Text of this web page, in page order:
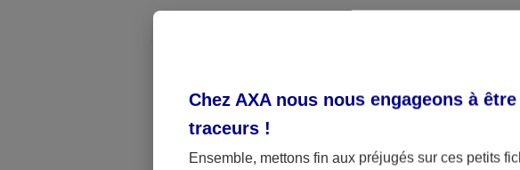
responsable. Aux yeux de la
médicaux et éventuelles
Néanmoins, si aucun
Chez AXA nous nous engageons à
traceurs !
Ensemble, mettons fin aux préjugés sur ces petits